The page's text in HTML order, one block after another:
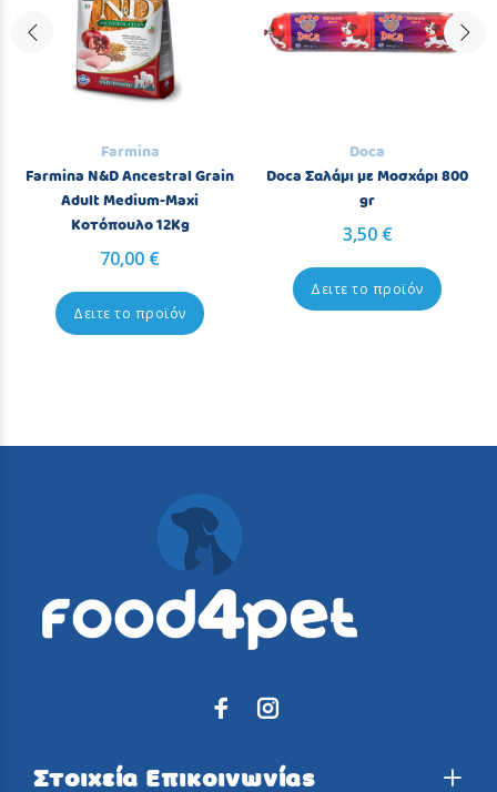
Farmina
Farmina N&D Ancestral Grain
Adult Medium-Maxi
Κοτόπουλο 12Kg
70,00 €
Δειτε το προϊόν
Doca
Doca Σαλάμι με Μοσχάρι 800
gr
3,50 €
Δειτε το προϊόν
Στοιχεία Επικοινωνίας